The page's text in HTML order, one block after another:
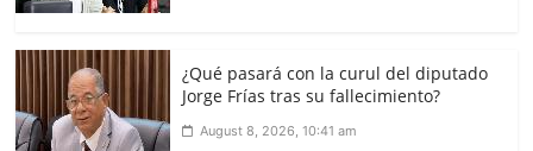
¿Qué pasará con la curul del diputado
Jorge Frías tras su fallecimiento?
August 8, 2026, 10:41 am